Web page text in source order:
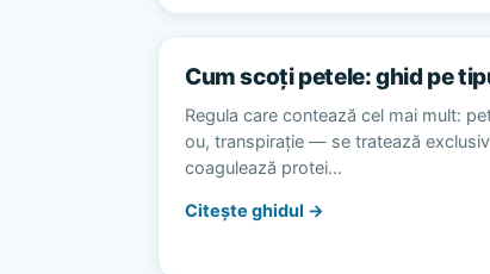
Cum scoți petele: ghid pe
Regula care contează cel mai mult:
ou, transpirație — se tratează
coagulează protei…
Citește ghidul →